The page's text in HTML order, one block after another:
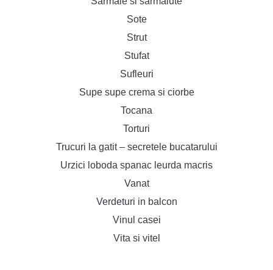
Sote
Strut
Stufat
Sufleuri
Supe supe crema si ciorbe
Tocana
Torturi
Trucuri la gatit – secretele bucatarului
Urzici loboda spanac leurda macris
Vanat
Verdeturi in balcon
Vinul casei
Vita si vitel